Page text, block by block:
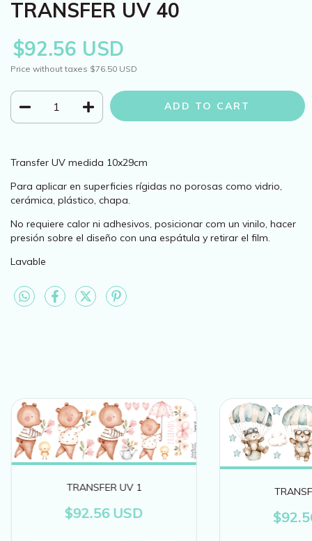
TRANSFER UV 40
$92.56 USD
Price without taxes $76.50 USD
Transfer UV medida 10x29cm
Para aplicar en superficies rígidas no porosas como vidrio,
cerámica, plástico, chapa.
No requiere calor ni adhesivos, posicionar com un vinilo, hacer
presión sobre el diseño con una espátula y retirar el film.
Lavable
TRANSFER UV 1
$92.56 USD